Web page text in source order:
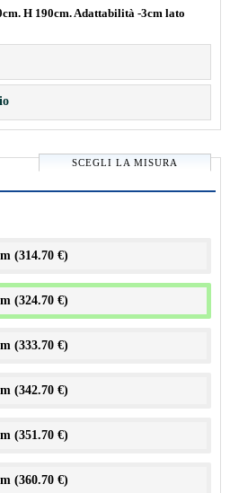
H 190cm. Adattabilità -3cm lato
SCEGLI LA MISURA
(314.70 €)
(324.70 €)
(333.70 €)
(342.70 €)
(351.70 €)
(360.70 €)